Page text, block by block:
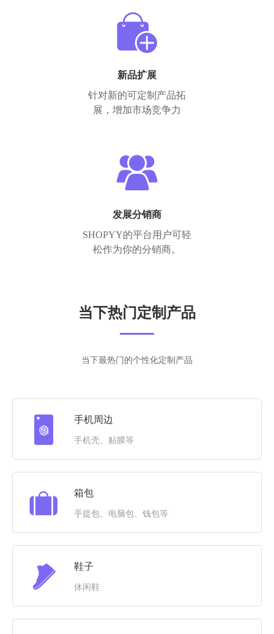
新品扩展
针对新的可定制产品拓
展，增加市场竞争力
发展分销商
SHOPYY的平台用户可轻
松作为你的分销商。
当下热门定制产品
当下最热门的个性化定制产品
手机周边
手机壳、贴膜等
箱包
手提包、电脑包、钱包等
鞋子
休闲鞋